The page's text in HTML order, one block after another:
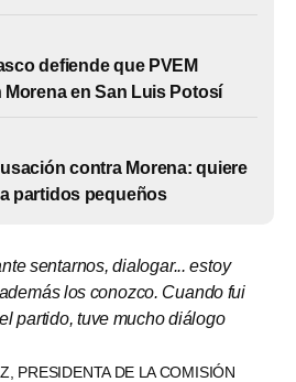
defiende que PVEM
en San Luis Potosí
contra Morena: quiere
partidos pequeños
sentarnos, dialogar... estoy
los conozco. Cuando fui
partido, tuve mucho diálogo
PRESIDENTA DE LA COMISIÓN